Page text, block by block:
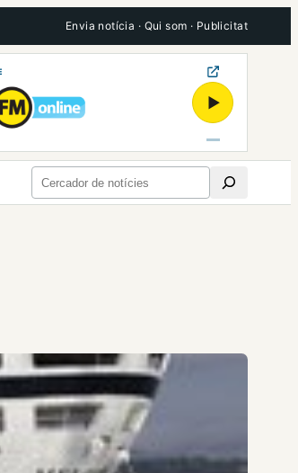
Envia notícia · Qui som · Publicitat
▶
Cerca